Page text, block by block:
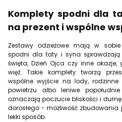
Komplety spodni dla
na prezent i wspólne
Zestawy odzieżowe mają w
spodni dla taty i syna sprawdzają
święta, Dzień Ojca czy inne
więź. Takie komplety tworzą
wspólne wyjście na lody,
powietrzu albo leniwe
oznaczają poczucie bliskości i
dorosłego - możliwość zbudowania
lekki sposób.